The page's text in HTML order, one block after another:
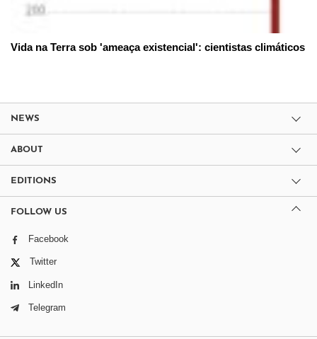
Vida na Terra sob 'ameaça existencial': cientistas climáticos
NEWS
ABOUT
EDITIONS
FOLLOW US
Facebook
Twitter
LinkedIn
Telegram